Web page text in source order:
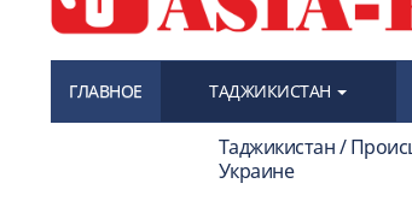
ГЛАВНОЕ ТАДЖИКИСТАН
Таджикистан /
Украине